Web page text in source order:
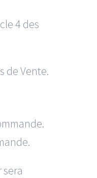
4 des
de Vente.